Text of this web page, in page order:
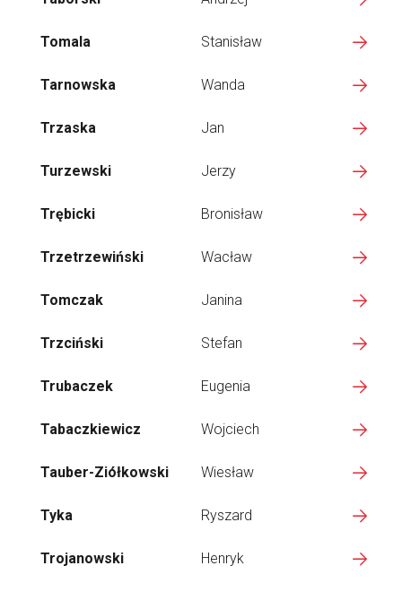
Tomala Stanisław
Tarnowska Wanda
Trzaska Jan
Turzewski Jerzy
Trębicki Bronisław
Trzetrzewiński Wacław
Tomczak Janina
Trzciński Stefan
Trubaczek Eugenia
Tabaczkiewicz Wojciech
Tauber-Ziółkowski Wiesław
Tyka Ryszard
Trojanowski Henryk